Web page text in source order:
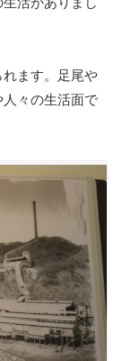
ます。足尾や
々の生活面で